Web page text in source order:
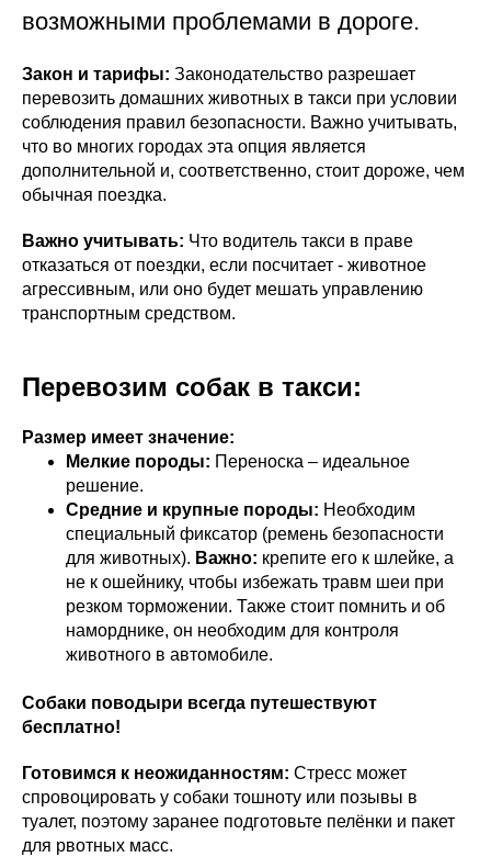
возможными проблемами в дороге.
Закон и тарифы: Законодательство разрешает
перевозить домашних животных в такси при условии
соблюдения правил безопасности. Важно учитывать,
что во многих городах эта опция является
дополнительной и, соответственно, стоит дороже, чем
обычная поездка.
Важно учитывать: Что водитель такси в праве
отказаться от поездки, если посчитает - животное
агрессивным, или оно будет мешать управлению
транспортным средством.
Перевозим собак в такси:
Размер имеет значение:
Мелкие породы: Переноска – идеальное
решение.
Средние и крупные породы: Необходим
специальный фиксатор (ремень безопасности
для животных). Важно: крепите его к шлейке, а
не к ошейнику, чтобы избежать травм шеи при
резком торможении. Также стоит помнить и об
наморднике, он необходим для контроля
животного в автомобиле.
Собаки поводыри всегда путешествуют
бесплатно!
Готовимся к неожиданностям: Стресс может
спровоцировать у собаки тошноту или позывы в
туалет, поэтому заранее подготовьте пелёнки и пакет
для рвотных масс.